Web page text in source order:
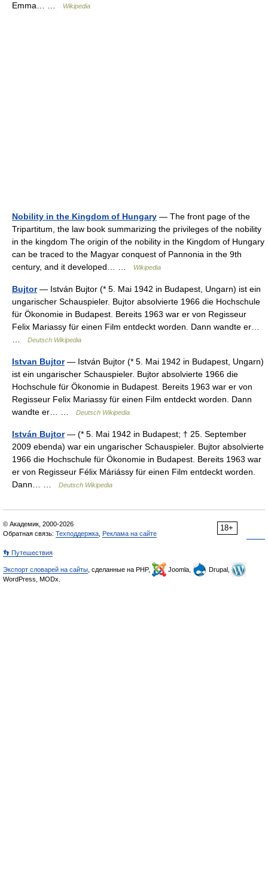
Emma… …
Wikipedia
Nobility in the Kingdom of Hungary — The front page of the
Tripartitum, the law book summarizing the privileges of the nobility
in the kingdom The origin of the nobility in the Kingdom of Hungary
can be traced to the Magyar conquest of Pannonia in the 9th
century, and it developed… …
Wikipedia
Bujtor— István Bujtor (* 5. Mai 1942 in Budapest, Ungarn) ist ein
ungarischer Schauspieler. Bujtor absolvierte 1966 die Hochschule
für Ökonomie in Budapest. Bereits 1963 war er von Regisseur
Felix Mariassy für einen Film entdeckt worden. Dann wandte er…
Deutsch Wikipedia
Istvan Bujtor— István Bujtor (* 5. Mai 1942 in Budapest, Ungarn)
ist ein ungarischer Schauspieler. Bujtor absolvierte 1966 die
Hochschule für Ökonomie in Budapest. Bereits 1963 war er von
Regisseur Felix Mariassy für einen Film entdeckt worden. Dann
wandte er… …
Deutsch Wikipedia
István Bujtor— (* 5. Mai 1942 in Budapest; † 25. September
2009 ebenda) war ein ungarischer Schauspieler. Bujtor absolvierte
1966 die Hochschule für Ökonomie in Budapest. Bereits 1963 war
er von Regisseur Félix Máriássy für einen Film entdeckt worden.
Dann… …
Deutsch Wikipedia
18+
© Академик, 2000-2026
Обратная связь: Техподдержка Реклама на сайте
👣 Путешествия
Экспорт словарей на сайты , сделанные на PHP, Joomla,
Drupal,
WordPress, MODx.